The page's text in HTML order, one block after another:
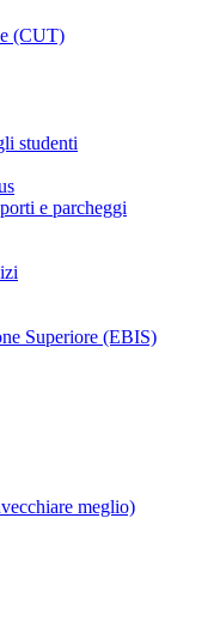
(CUT)
studenti
e parcheggi
Superiore (EBIS)
meglio)